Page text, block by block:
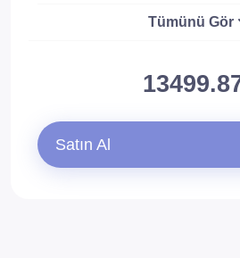
Tümünü Gör
Satın Al